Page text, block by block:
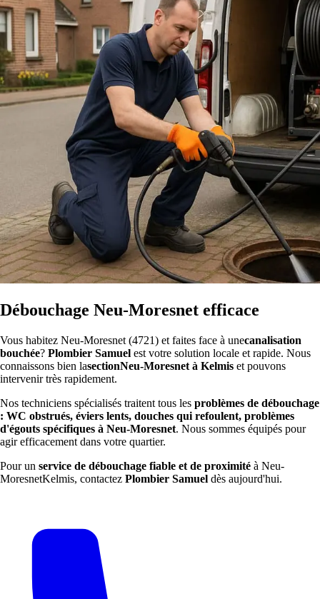
Débouchage Neu-Moresnet efficace
Vous habitez Neu-Moresnet (4721) et faites face à unecanalisation
bouchée? Plombier Samuel est votre solution locale et rapide. Nous
connaissons bien lasectionNeu-Moresnet à Kelmis et pouvons
intervenir très rapidement.
Nos techniciens spécialisés traitent tous les problèmes de débouchage
: WC obstrués, éviers lents, douches qui refoulent, problèmes
d'égouts spécifiques à Neu-Moresnet. Nous sommes équipés pour
agir efficacement dans votre quartier.
Pour un service de débouchage fiable et de proximité à Neu-
MoresnetKelmis, contactez Plombier Samuel dès aujourd'hui.